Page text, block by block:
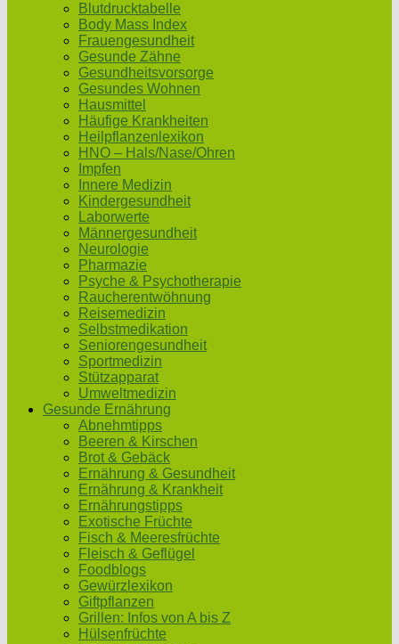
Blutdrucktabelle
Body Mass Index
Frauengesundheit
Gesunde Zähne
Gesundheitsvorsorge
Gesundes Wohnen
Hausmittel
Häufige Krankheiten
Heilpflanzenlexikon
HNO – Hals/Nase/Ohren
Impfen
Innere Medizin
Kindergesundheit
Laborwerte
Männergesundheit
Neurologie
Pharmazie
Psyche & Psychotherapie
Raucherentwöhnung
Reisemedizin
Selbstmedikation
Seniorengesundheit
Sportmedizin
Stützapparat
Umweltmedizin
Gesunde Ernährung
Abnehmtipps
Beeren & Kirschen
Brot & Gebäck
Ernährung & Gesundheit
Ernährung & Krankheit
Ernährungstipps
Exotische Früchte
Fisch & Meeresfrüchte
Fleisch & Geflügel
Foodblogs
Gewürzlexikon
Giftpflanzen
Grillen: Infos von A bis Z
Hülsenfrüchte